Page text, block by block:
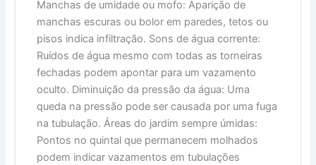
Manchas de umidade ou mofo: Aparição de
manchas escuras ou bolor em paredes, tetos ou
pisos indica infiltração. Sons de água corrente:
Ruídos de água mesmo com todas as torneiras
fechadas podem apontar para um vazamento
oculto. Diminuição da pressão da água: Uma
queda na pressão pode ser causada por uma fuga
na tubulação. Áreas do jardim sempre úmidas:
Pontos no quintal que permanecem molhados
podem indicar vazamentos em tubulações